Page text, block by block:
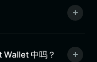
Wallet 中吗？